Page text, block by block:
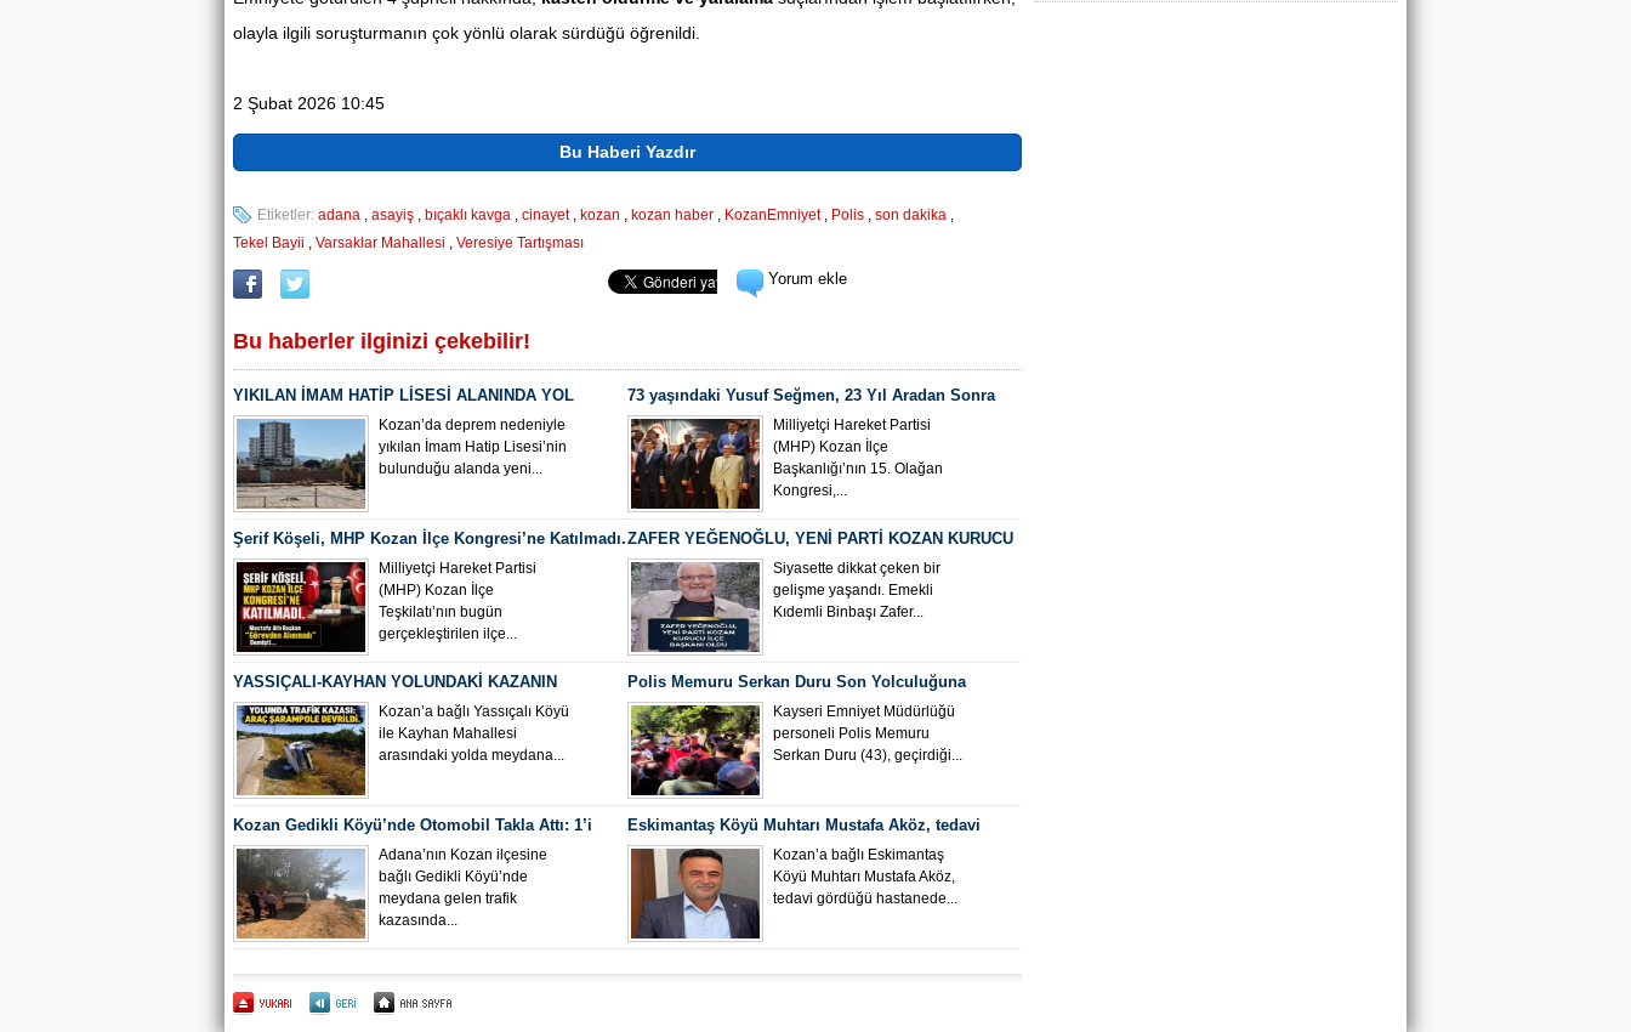
olayla ilgili soruşturmanın çok yönlü olarak sürdüğü öğrenildi.
2 Şubat 2026 10:45
Bu Haberi Yazdır
Etiketler: adana , asayiş , bıçaklı kavga , cinayet, kozan , kozan haber , KozanEmniyet, Polis , son dakika ,
Tekel Bayii , Varsaklar Mahallesi , Veresiye Tartışması
Yorum ekle
Bu haberler ilginizi çekebilir!
YIKILAN İMAM HATİP LİSESİ ALANINDA YOL
ÇALIŞMASI BAŞLADIKozan’da deprem nedeniyle
yıkılan İmam Hatip Lisesi’nin
bulunduğu alanda yeni...
73 yaşındaki Yusuf Seğmen, 23 Yıl Aradan Sonra
Yeniden MHP Kozan İlçe Başkanı Oldu
Milliyetçi Hareket Partisi
(MHP) Kozan İlçe
Başkanlığı’nın 15. Olağan
Kongresi,...
Şerif Köşeli, MHP Kozan İlçe Kongresi’ne Katılmadı.
Milliyetçi Hareket Partisi
(MHP) Kozan İlçe
Teşkilatı’nın bugün
gerçekleştirilen ilçe...
ZAFER YEĞENOĞLU, YENİ PARTİ KOZAN KURUCU
İLÇE BAŞKANI OLDUSiyasette dikkat çeken bir
gelişme yaşandı. Emekli
Kıdemli Binbaşı Zafer...
YASSIÇALI-KAYHAN YOLUNDAKİ KAZANIN
KAMERA GÖRÜNTÜLERİ ORTAYA ÇIKTI
Kozan’a bağlı Yassıçalı Köyü
ile Kayhan Mahallesi
arasındaki yolda meydana...
Polis Memuru Serkan Duru Son Yolculuğuna
Uğurlandı
Kayseri Emniyet Müdürlüğü
personeli Polis Memuru
Serkan Duru (43), geçirdiği...
Kozan Gedikli Köyü’nde Otomobil Takla Attı: 1’i
Bebek 6 Kişi YaralandıAdana’nın Kozan ilçesine
bağlı Gedikli Köyü’nde
meydana gelen trafik
kazasında...
Eskimantaş Köyü Muhtarı Mustafa Aköz, tedavi
gördüğü hastanede hayatını kaybetti.
Kozan’a bağlı Eskimantaş
Köyü Muhtarı Mustafa Aköz,
tedavi gördüğü hastanede...